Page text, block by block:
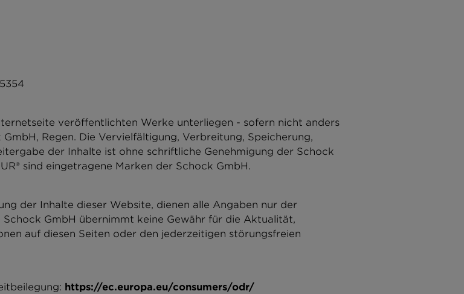
veröffentlichten Werke unterliegen - sofern nicht anders
Regen. Die Vervielfältigung, Verbreitung, Speicherung,
der Inhalte ist ohne schriftliche Genehmigung der Schock
sind eingetragene Marken der Schock GmbH.
der Inhalte dieser Website, dienen alle Angaben nur der
GmbH übernimmt keine Gewähr für die Aktualität,
auf diesen Seiten oder den jederzeitigen störungsfreien
https://ec.europa.eu/consumers/odr/